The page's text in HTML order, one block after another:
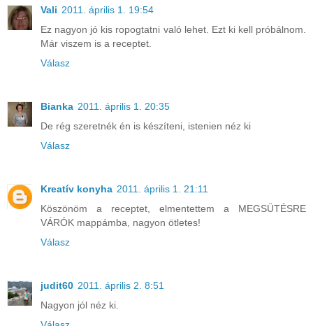
Vali 2011. április 1. 19:54
Ez nagyon jó kis ropogtatni való lehet. Ezt ki kell próbálnom.
Már viszem is a receptet.
Válasz
Bianka 2011. április 1. 20:35
De rég szeretnék én is készíteni, istenien néz ki
Válasz
Kreatív konyha 2011. április 1. 21:11
Köszönöm a receptet, elmentettem a MEGSÜTÉSRE
VÁRÓK mappámba, nagyon ötletes!
Válasz
judit60 2011. április 2. 8:51
Nagyon jól néz ki.